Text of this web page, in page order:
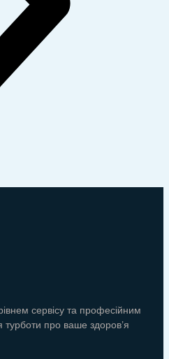
сервісу та професійним
про ваше здоров’я